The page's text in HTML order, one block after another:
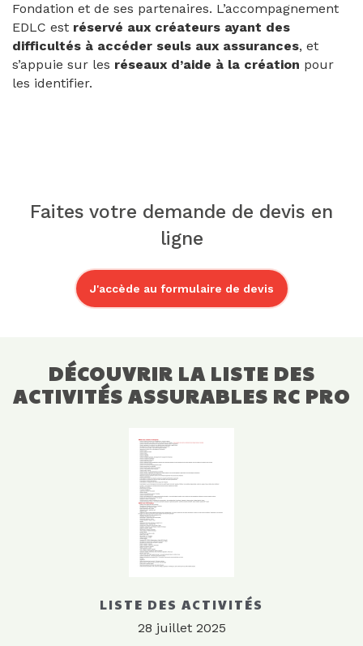
Fondation et de ses partenaires. L’accompagnement
EDLC est réservé aux créateurs ayant des
difficultés à accéder seuls aux assurances, et
s’appuie sur les réseaux d’aide à la création pour
les identifier.
Faites votre demande de devis en
ligne
J'accède au formulaire de devis
DÉCOUVRIR LA LISTE DES
ACTIVITÉS ASSURABLES RC PRO
LISTE DES ACTIVITÉS
28 juillet 2025